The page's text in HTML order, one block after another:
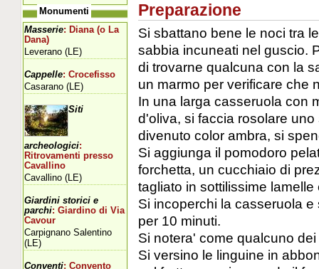
Preparazione
Si sbattano bene le noci tra
sabbia incuneati nel guscio.
di trovarne qualcuna con la
un marmo per verificare che
In una larga casseruola con
d'oliva, si faccia rosolare
divenuto color ambra, si
Si aggiunga il pomodoro
forchetta, un cucchiaio di
tagliato in sottilissime lamelle
Si incoperchi la casseruola
per 10 minuti.
Si notera' come qualcuno
Si versino le linguine in
Monumenti
Masserie: Diana (o La
Dana)
Leverano (LE)
Cappelle: Crocefisso
Casarano (LE)
Siti
archeologici:
Ritrovamenti presso
Cavallino
Cavallino (LE)
Giardini storici e
parchi: Giardino di Via
Cavour
Carpignano Salentino
(LE)
Conventi: Convento